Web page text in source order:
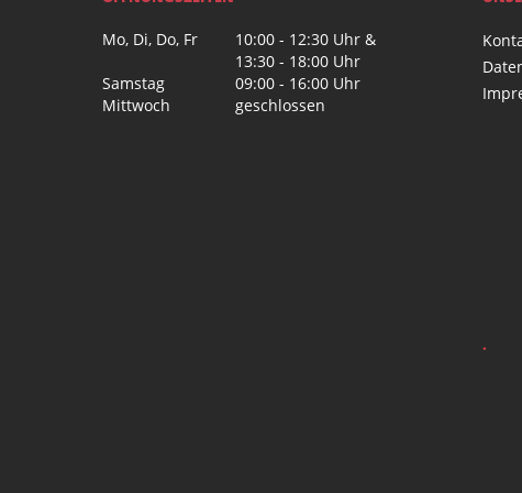
Mo, Di, Do, Fr
10:00 - 12:30 Uhr &
13:30 - 18:00 Uhr
Samstag
09:00 - 16:00 Uhr
Mittwoch
geschlossen
.